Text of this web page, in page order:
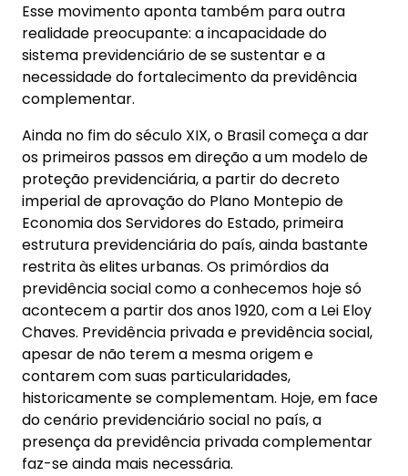
Esse movimento aponta também para outra
realidade preocupante: a incapacidade do
sistema previdenciário de se sustentar e a
necessidade do fortalecimento da previdência
complementar.
Ainda no fim do século XIX, o Brasil começa a dar
os primeiros passos em direção a um modelo de
proteção previdenciária, a partir do decreto
imperial de aprovação do Plano Montepio de
Economia dos Servidores do Estado, primeira
estrutura previdenciária do país, ainda bastante
restrita às elites urbanas. Os primórdios da
previdência social como a conhecemos hoje só
acontecem a partir dos anos 1920, com a Lei Eloy
Chaves. Previdência privada e previdência social,
apesar de não terem a mesma origem e
contarem com suas particularidades,
historicamente se complementam. Hoje, em face
do cenário previdenciário social no país, a
presença da previdência privada complementar
faz-se ainda mais necessária.